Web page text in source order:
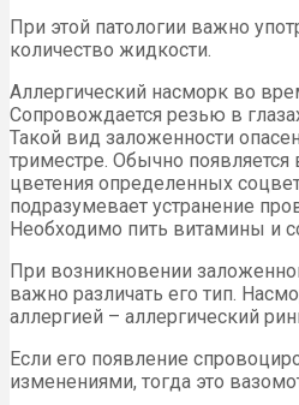
При этой патологии важно
количество жидкости.
Аллергический насморк во
Сопровождается резью в
Такой вид заложенности
триместре. Обычно
цветения определенных
подразумевает устранение
Необходимо пить витамины и
При возникновении
важно различать его тип.
аллергией – аллергический
Если его появление
изменениями, тогда это